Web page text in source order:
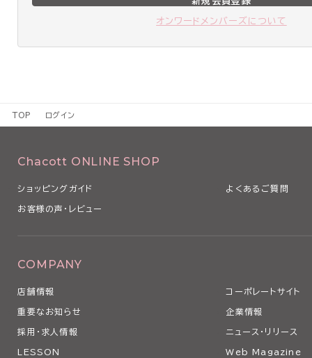
オンワードメンバーズについて
TOP ログイン
Chacott ONLINE SHOP
ショッピングガイド よくあるご質問
お客様の声・レビュー
COMPANY
店舗情報 コーポレートサイト
重要なお知らせ 企業情報
採用・求人情報 ニュース・リリース
LESSON Web Magazine